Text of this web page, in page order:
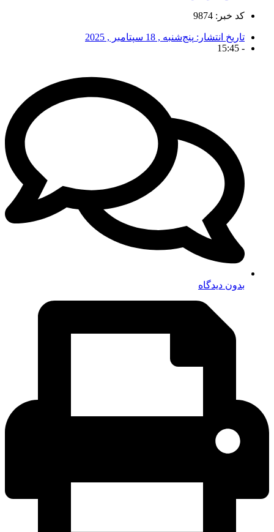
کد خبر: 9874
تاریخ انتشار: پنج‌شنبه , 18 سپتامبر , 2025
-
15:45
بدون دیدگاه